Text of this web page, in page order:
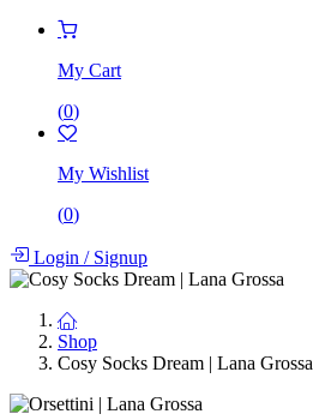
My Cart
(0)
My Wishlist
(0)
Login /Signup
Shop
Cosy Socks Dream | Lana Grossa